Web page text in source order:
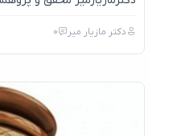
دکتر مازیار میر 0